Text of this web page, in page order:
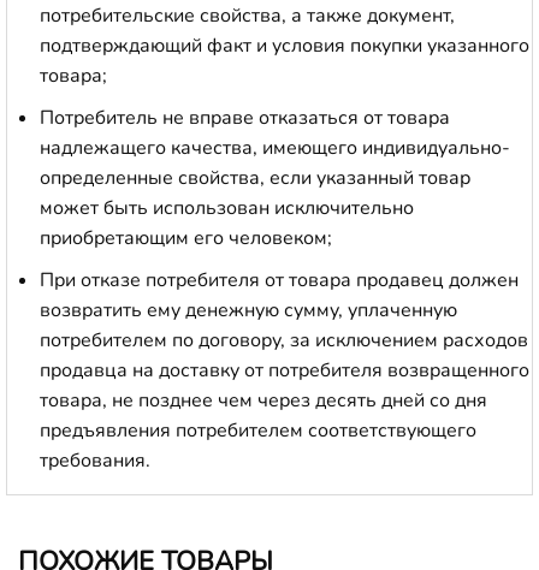
потребительские свойства, а также документ,
подтверждающий факт и условия покупки указанного
товара;
Потребитель не вправе отказаться от товара
надлежащего качества, имеющего индивидуально-
определенные свойства, если указанный товар
может быть использован исключительно
приобретающим его человеком;
При отказе потребителя от товара продавец должен
возвратить ему денежную сумму, уплаченную
потребителем по договору, за исключением расходов
продавца на доставку от потребителя возвращенного
товара, не позднее чем через десять дней со дня
предъявления потребителем соответствующего
требования.
ПОХОЖИЕ ТОВАРЫ